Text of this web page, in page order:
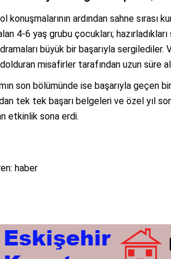
konuşmalarının ardından sahne
4-6 yaş grubu çocukları;
büyük bir başarıyla
misafirler tarafından uzun süre
son bölümünde ise başarıyla geçen
tek tek başarı belgeleri ve özel yıl
etkinlik sona erdi.
haber